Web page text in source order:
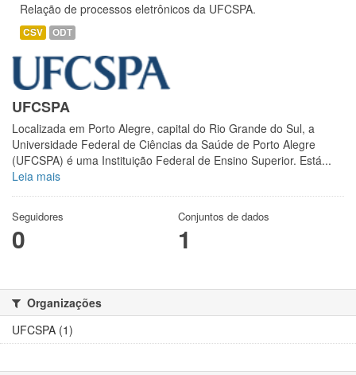
Relação de processos eletrônicos da UFCSPA.
CSV ODT
UFCSPA
Localizada em Porto Alegre, capital do Rio Grande do Sul, a
Universidade Federal de Ciências da Saúde de Porto Alegre
(UFCSPA) é uma Instituição Federal de Ensino Superior. Está...
Leia mais
Seguidores
0
Conjuntos de dados
1
Organizações
UFCSPA (1)